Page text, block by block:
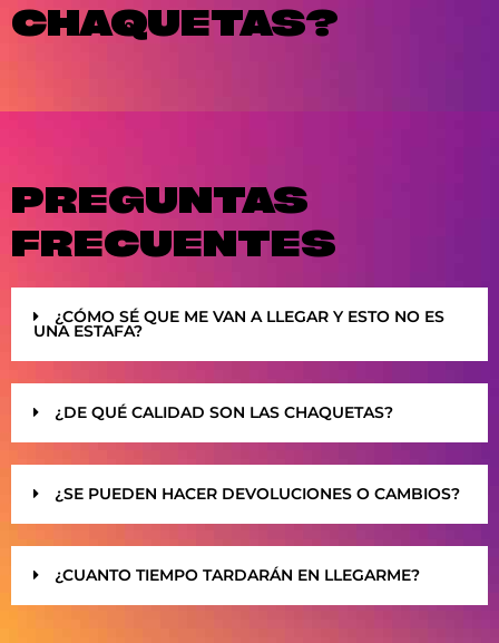
CHAQUETAS?
PREGUNTAS
FRECUENTES
¿CÓMO SÉ QUE ME VAN A LLEGAR Y ESTO NO ES
UNA ESTAFA?
¿DE QUÉ CALIDAD SON LAS CHAQUETAS?
¿SE PUEDEN HACER DEVOLUCIONES O CAMBIOS?
¿CUANTO TIEMPO TARDARÁN EN LLEGARME?